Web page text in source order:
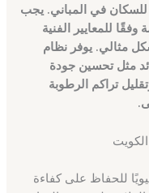
للسكان في المباني. يجب
للمعايير الفنية
مثالي. يوفر نظام
مثل تحسين جودة
تراكم الرطوبة
للحفاظ على كفاءة